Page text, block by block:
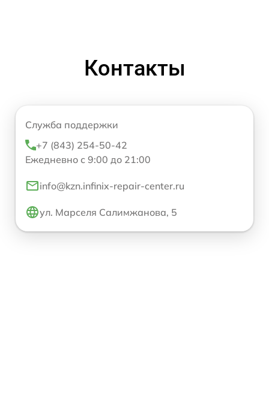
Контакты
Служба поддержки
+7 (843) 254-50-42
Ежедневно с 9:00 до 21:00
info@kzn.infinix-repair-center.ru
ул. Марселя Салимжанова, 5